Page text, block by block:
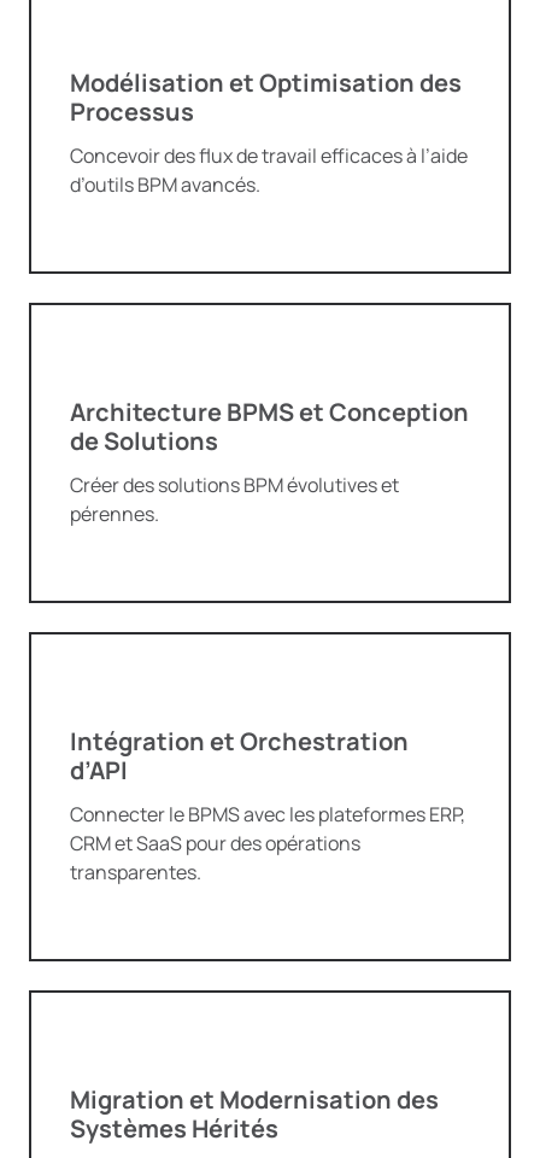
Modélisation et Optimisation des
Processus
Concevoir des flux de travail efficaces à l’aide
d’outils BPM avancés.
Architecture BPMS et Conception
de Solutions
Créer des solutions BPM évolutives et
pérennes.
Intégration et Orchestration
d’API
Connecter le BPMS avec les plateformes ERP,
CRM et SaaS pour des opérations
transparentes.
Migration et Modernisation des
Systèmes Hérités